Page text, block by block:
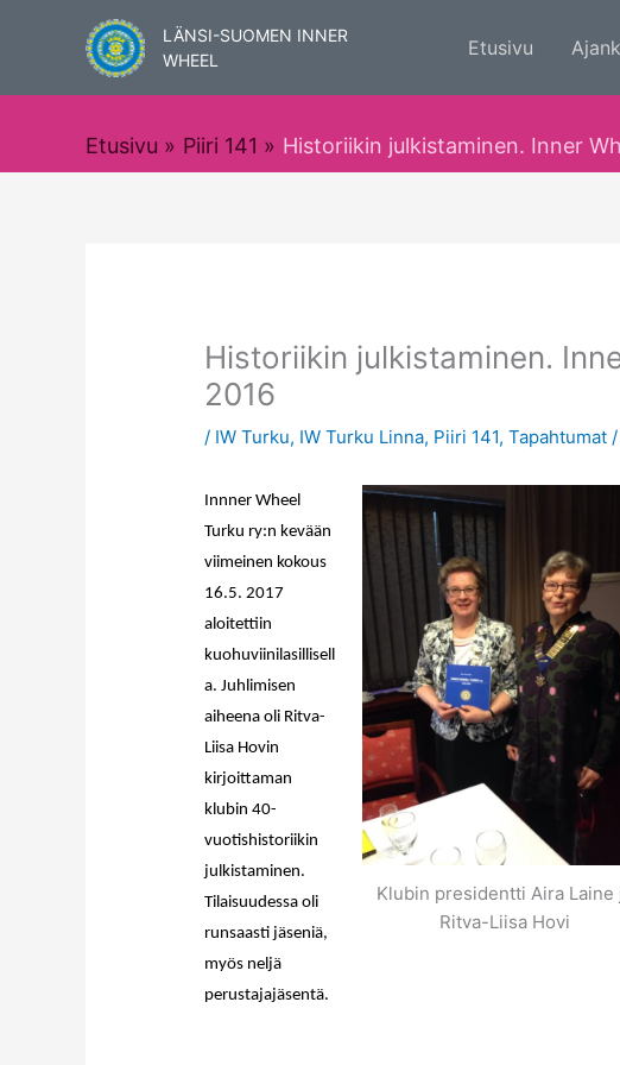
LÄNSI-SUOMEN INNER
WHEEL
Etusivu
Etusivu Piiri 141 Historiikin julkistaminen. Inner
Historiikin julkistaminen.
2016
/ IW Turku, IW Turku Linna, Piiri 141,Tapahtumat
Klubin presidentti Aira Laine
Ritva-Liisa Hovi
Innner Wheel
Turku ry:n kevään
viimeinen kokous
16.5. 2017
aloitettiin
kuohuviinilasillisell
a. Juhlimisen
aiheena oli Ritva-
Liisa Hovin
kirjoittaman
klubin 40-
vuotishistoriikin
julkistaminen.
Tilaisuudessa oli
runsaasti jäseniä,
myös neljä
perustajajäsentä.